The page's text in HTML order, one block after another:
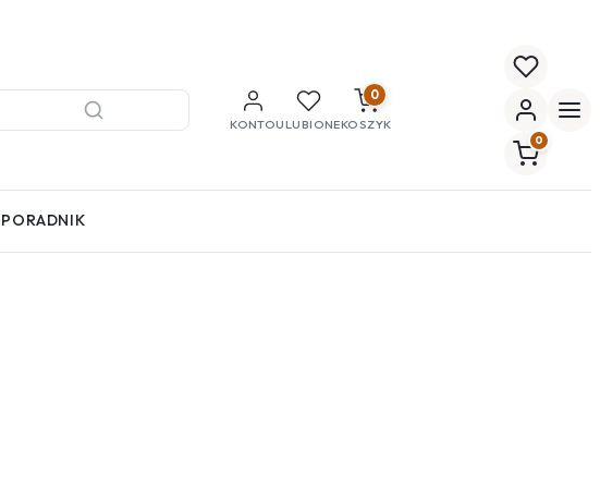
KONTOULUBIONE
0
KOSZYK
0
PORADNIK